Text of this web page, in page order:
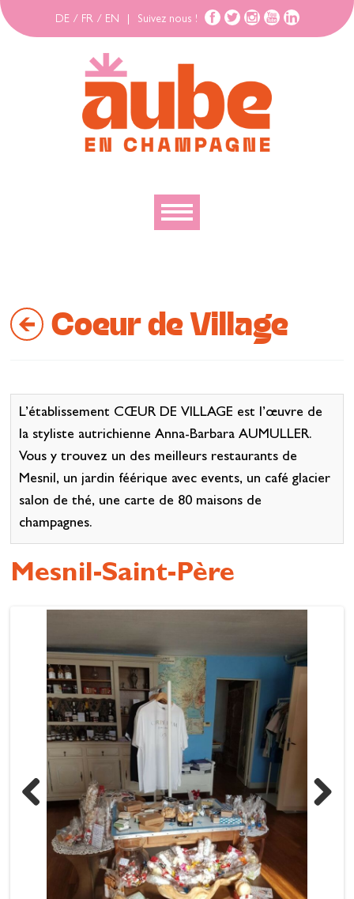
DE / FR / EN Suivez nous !
Bouger
S’inspirer
Coeur de Village
L’établissement CŒUR DE VILLAGE est l’œuvre de
la styliste autrichienne Anna-Barbara AUMULLER.
Vous y trouvez un des meilleurs restaurants de
Mesnil, un jardin féérique avec events, un café glacier
salon de thé, une carte de 80 maisons de
champagnes.
Mesnil-Saint-Père
Previous